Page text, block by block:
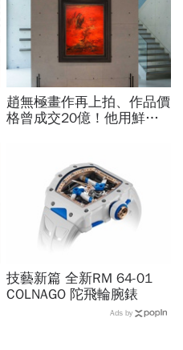
趙無極畫作再上拍、作品價
格曾成交20億！他用鮮紅
技藝新篇 全新RM 64-01
COLNAGO 陀飛輪腕錶
Ads by